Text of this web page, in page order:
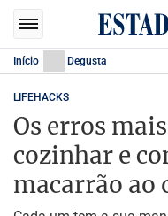
Início Degusta
LIFEHACKS
Os erros
cozinhar e
macarrão ao